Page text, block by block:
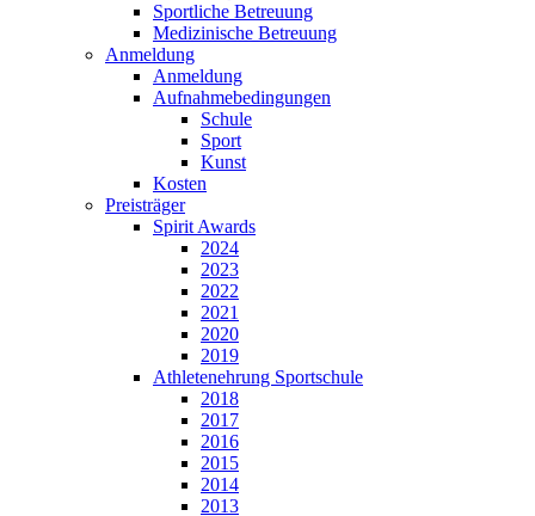
Sportliche Betreuung
Medizinische Betreuung
Anmeldung
Anmeldung
Aufnahmebedingungen
Schule
Sport
Kunst
Kosten
Preisträger
Spirit Awards
2024
2023
2022
2021
2020
2019
Athletenehrung Sportschule
2018
2017
2016
2015
2014
2013